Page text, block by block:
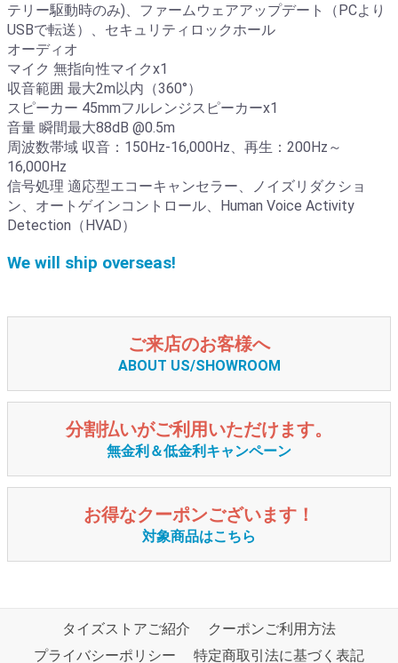
テリー駆動時のみ)、ファームウェアアップデート（PCより
USBで転送）、セキュリティロックホール
オーディオ
マイク 無指向性マイクx1
収音範囲 最大2m以内（360°）
スピーカー 45mmフルレンジスピーカーx1
音量 瞬間最大88dB @0.5m
周波数帯域 収音：150Hz-16,000Hz、再生：200Hz～
16,000Hz
信号処理 適応型エコーキャンセラー、ノイズリダクショ
ン、オートゲインコントロール、Human Voice Activity
Detection（HVAD）
We will ship overseas!
ご来店のお客様へ
ABOUT US/SHOWROOM
分割払いがご利用いただけます。
無金利＆低金利キャンペーン
お得なクーポンございます！
対象商品はこちら
タイズストアご紹介
クーポンご利用方法
プライバシーポリシー
特定商取引法に基づく表記